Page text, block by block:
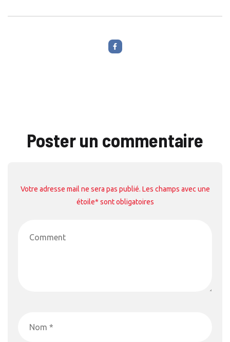
Poster un commentaire
Votre adresse mail ne sera pas publié. Les champs avec une
étoile* sont obligatoires